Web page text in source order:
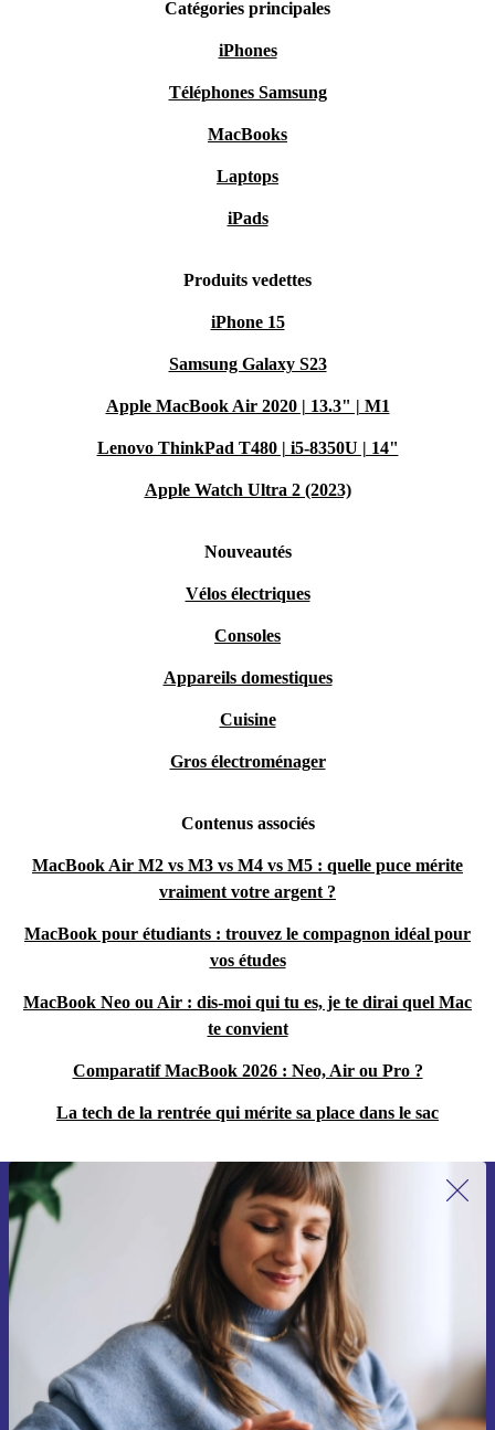
Catégories principales
iPhones
Téléphones Samsung
MacBooks
Laptops
iPads
Produits vedettes
iPhone 15
Samsung Galaxy S23
Apple MacBook Air 2020 | 13.3" | M1
Lenovo ThinkPad T480 | i5-8350U | 14"
Apple Watch Ultra 2 (2023)
Nouveautés
Vélos électriques
Consoles
Appareils domestiques
Cuisine
Gros électroménager
Contenus associés
MacBook Air M2 vs M3 vs M4 vs M5 : quelle puce mérite
vraiment votre argent ?
MacBook pour étudiants : trouvez le compagnon idéal pour
vos études
MacBook Neo ou Air : dis-moi qui tu es, je te dirai quel Mac
te convient
Comparatif MacBook 2026 : Neo, Air ou Pro ?
La tech de la rentrée qui mérite sa place dans le sac
Recevoir offres et infos de refurbed
par mail
Ne manquez plus aucune offre.
S'inscrire
Retrouvez les informations sur l'utilisation des données personnelles